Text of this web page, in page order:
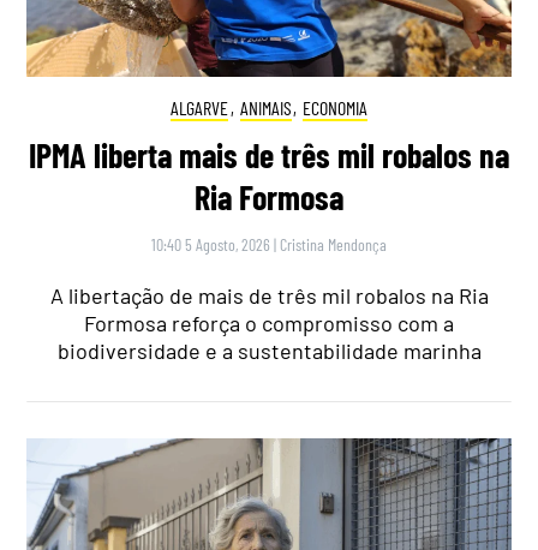
ALGARVE, ANIMAIS, ECONOMIA
IPMA liberta mais de três mil robalos na
Ria Formosa
10:40 5 Agosto, 2026 | Cristina Mendonça
A libertação de mais de três mil robalos na Ria
Formosa reforça o compromisso com a
biodiversidade e a sustentabilidade marinha